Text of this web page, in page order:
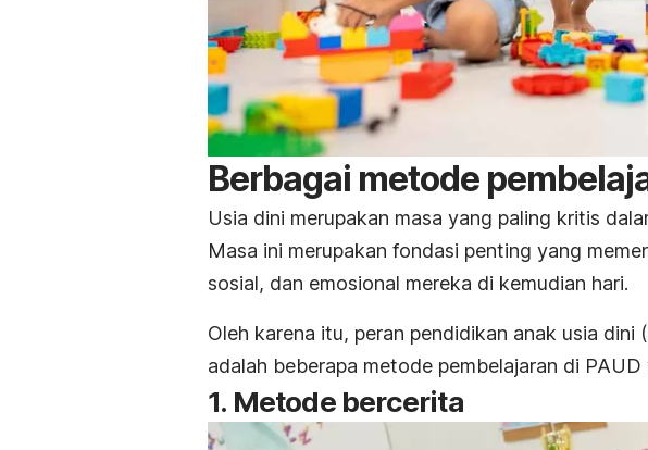
Berbagai metode
Usia dini merupakan masa yang paling kritis
Masa ini merupakan fondasi penting yang
sosial, dan emosional mereka di kemudian hari.
Oleh karena itu, peran pendidikan anak usia
adalah beberapa metode pembelajaran di
1. Metode bercerita